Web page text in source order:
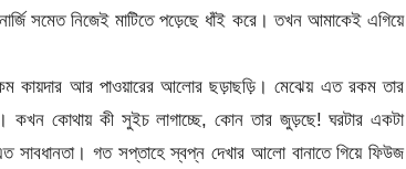
সমেত নিজেই মাটিতে পড়েছে ধাঁই করে। তখন আমাকেই এগিয়ে
কায়দার আর পাওয়ারের আলোর ছড়াছড়ি। মেঝেয় এত রকম তার
কখন কোথায় কী সুইচ লাগাচ্ছে, কোন তার জুড়ছে! ঘরটার একটা
সাবধানতা। গত সপ্তাহে স্বপ্ন দেখার আলো বানাতে গিয়ে ফিউজ